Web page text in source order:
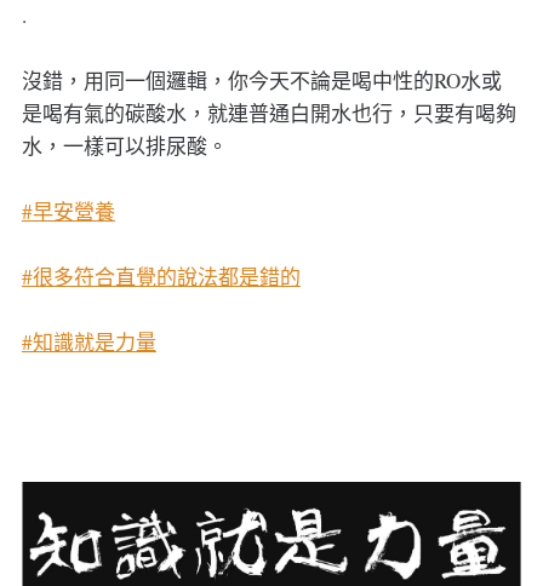
.
沒錯，用同一個邏輯，你今天不論是喝中性的RO水或
是喝有氣的碳酸水，就連普通白開水也行，只要有喝夠
水，一樣可以排尿酸。
#早安營養
#很多符合直覺的說法都是錯的
#知識就是力量